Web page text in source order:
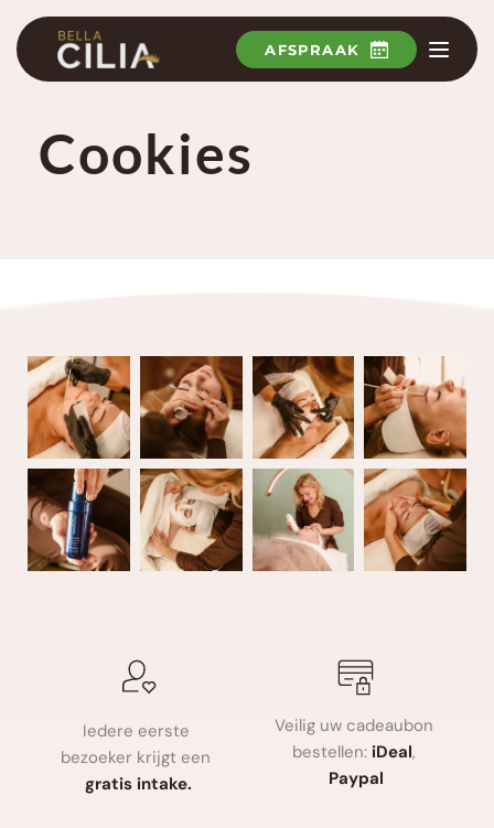
naar
inhoud
AFSPRAAK
Cookies
Iedere eerste
gratis intake.
Veilig uw cadeaubon
bestellen: iDeal
Paypal